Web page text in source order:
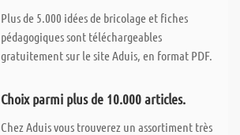
Plus de 5.000 idées de bricolage et fiches
pédagogiques sont téléchargeables
gratuitement sur le site Aduis, en format PDF.
Choix parmi plus de 10.000 articles.
Chez Aduis vous trouverez un assortiment très